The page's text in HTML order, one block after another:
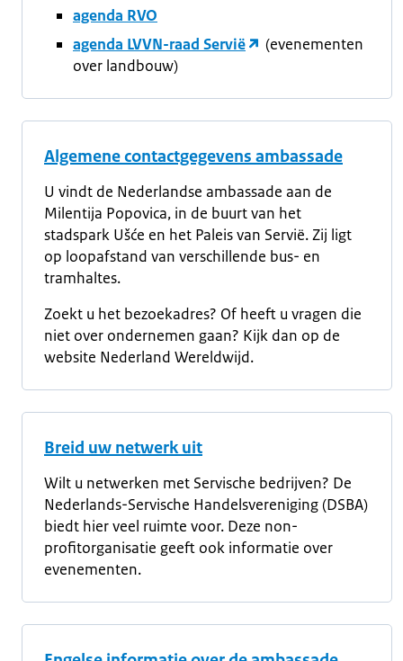
agenda RVO
agenda LVVN-raad Servië
(evenementen
over landbouw)
Algemene contactgegevens ambassade
U vindt de Nederlandse ambassade aan de
Milentija Popovica, in de buurt van het
stadspark Ušće en het Paleis van Servië. Zij ligt
op loopafstand van verschillende bus- en
tramhaltes.
Zoekt u het bezoekadres? Of heeft u vragen die
niet over ondernemen gaan? Kijk dan op de
website Nederland Wereldwijd.
Breid uw netwerk uit
Wilt u netwerken met Servische bedrijven? De
Nederlands-Servische Handelsvereniging (DSBA)
biedt hier veel ruimte voor. Deze non-
profitorganisatie geeft ook informatie over
evenementen.